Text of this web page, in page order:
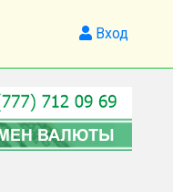
Вход